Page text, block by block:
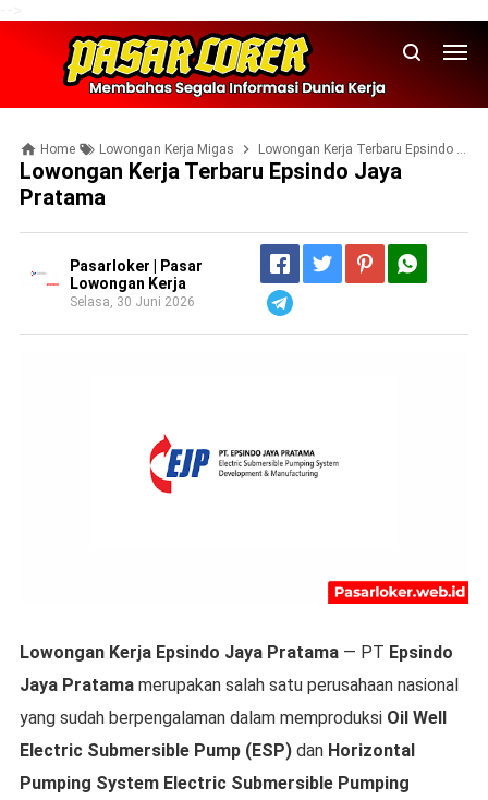
Home Lowongan Kerja Migas Lowongan Kerja Terbaru Epsindo Jaya Pratama
Lowongan Kerja Terbaru Epsindo Jaya
Pratama
Pasarloker | Pasar
Lowongan Kerja
Selasa, 30 Juni 2026
Lowongan Kerja Epsindo Jaya Pratama — PT Epsindo
Jaya Pratamamerupakan salah satu perusahaan nasional
yang sudah berpengalaman dalam memproduksi Oil Well
Electric Submersible Pump (ESP)dan Horizontal
Pumping System Electric Submersible Pumping